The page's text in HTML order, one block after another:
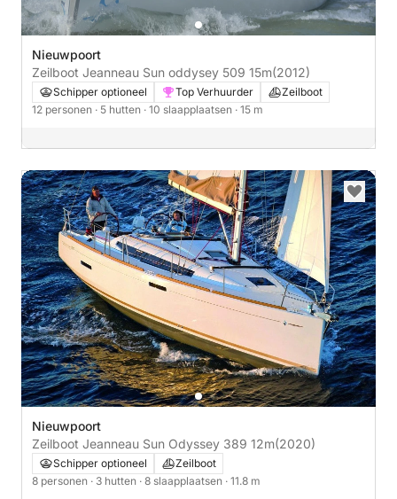
Nieuwpoort
Zeilboot Jeanneau Sun oddysey 509 15m(2012)
Schipper optioneel Top Verhuurder
Zeilboot
12 personen · 5 hutten · 10 slaapplaatsen · 15 m
Nieuwpoort
Zeilboot Jeanneau Sun Odyssey 389 12m(2020)
Schipper optioneel
Zeilboot
8 personen · 3 hutten · 8 slaapplaatsen · 11.8 m